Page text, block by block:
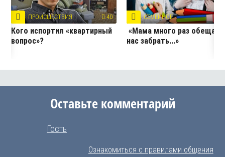
ПРОИСШЕСТВИЯ 40
Кого испортил «квартирный
вопрос»?
СЕМЕЙНОЕ
«Мама много раз обещала
нас забрать...»
Оставьте комментарий
Гость
Ознакомиться с правилами общения